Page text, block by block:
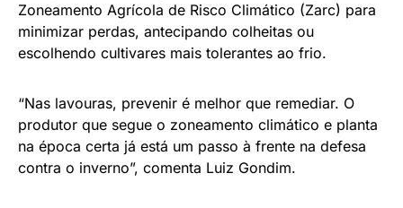
Zoneamento Agrícola de Risco Climático (Zarc) para
minimizar perdas, antecipando colheitas ou
escolhendo cultivares mais tolerantes ao frio.
“Nas lavouras, prevenir é melhor que remediar. O
produtor que segue o zoneamento climático e planta
na época certa já está um passo à frente na defesa
contra o inverno”, comenta Luiz Gondim.